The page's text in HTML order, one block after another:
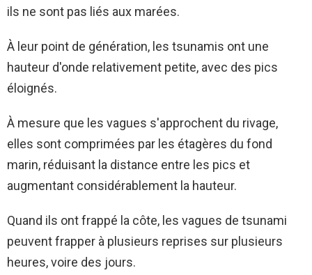
ils ne sont pas liés aux marées.
À leur point de génération, les tsunamis ont une
hauteur d'onde relativement petite, avec des pics
éloignés.
À mesure que les vagues s'approchent du rivage,
elles sont comprimées par les étagères du fond
marin, réduisant la distance entre les pics et
augmentant considérablement la hauteur.
Quand ils ont frappé la côte, les vagues de tsunami
peuvent frapper à plusieurs reprises sur plusieurs
heures, voire des jours.